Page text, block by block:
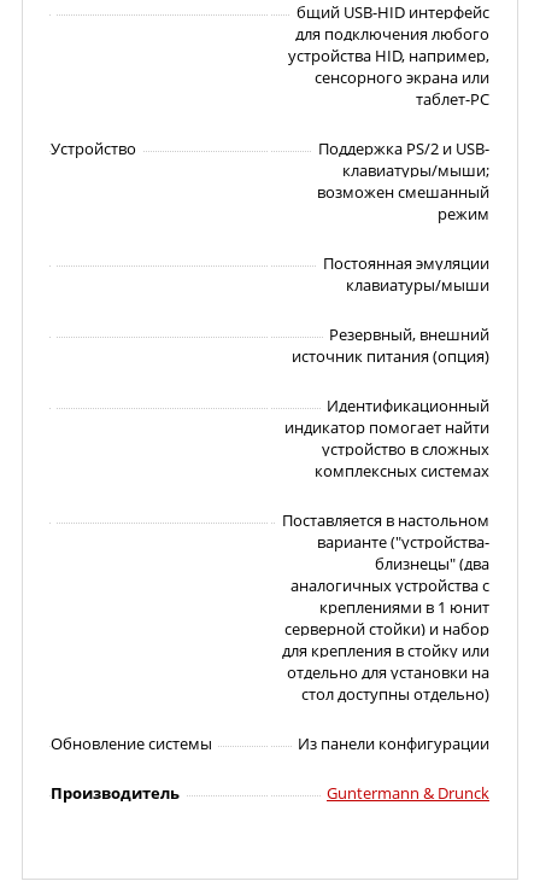
бщий USB-HID интерфейс
для подключения любого
устройства HID, например,
сенсорного экрана или
таблет-PC
Устройство
Поддержка PS/2 и USB-
клавиатуры/мыши;
возможен смешанный
режим
Постоянная эмуляции
клавиатуры/мыши
Резервный, внешний
источник питания (опция)
Идентификационный
индикатор помогает найти
устройство в сложных
комплексных системах
Поставляется в настольном
варианте ("устройства-
близнецы" (два
аналогичных устройства с
креплениями в 1 юнит
серверной стойки) и набор
для крепления в стойку или
отдельно для установки на
стол доступны отдельно)
Обновление системы Из панели конфигурации
Производитель Guntermann & Drunck